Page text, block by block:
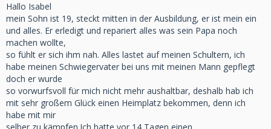
Hallo Isabel
mein Sohn ist 19, steckt mitten in der Ausbildung, er ist mein ein
und alles. Er erledigt und repariert alles was sein Papa noch
machen wollte,
so fühlt er sich ihm nah. Alles lastet auf meinen Schultern, ich
habe meinen Schwiegervater bei uns mit meinen Mann gepflegt
doch er wurde
so vorwurfsvoll für mich nicht mehr aushaltbar, deshalb hab ich
mit sehr großem Glück einen Heimplatz bekommen, denn ich
habe mit mir